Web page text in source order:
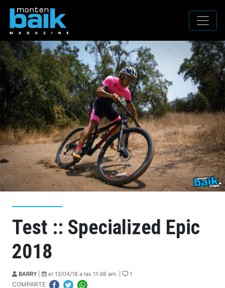
Test :: Specialized Epic
2018
BARRY el 13/04/18 a las 11:48 am. | 1
COMPARTE